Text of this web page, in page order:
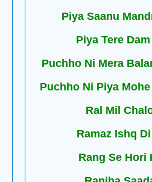
Piya Saanu
Piya Tere
Puchho Ni Mera
Puchho Ni Piya
Ral Mil
Ramaz Ishq
Rang Se Hori